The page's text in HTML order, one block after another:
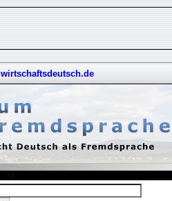
wirtschaftsdeutsch.de